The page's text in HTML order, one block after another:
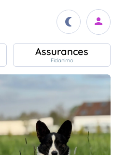
Assurances
Fidanimo